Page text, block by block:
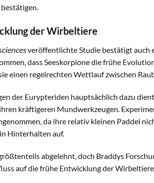
der Wirbeltiere
veröffentlichte Studie bestätigt auch
dass Seeskorpione die frühe
einen regelrechten Wettlauf zwischen
der Eurypteriden hauptsächlich dazu
kräftigeren Mundwerkzeugen.
da ihre relativ kleinen Paddel
Hinterhalten auf.
abgelehnt, doch Braddys
auf die frühe Entwicklung der